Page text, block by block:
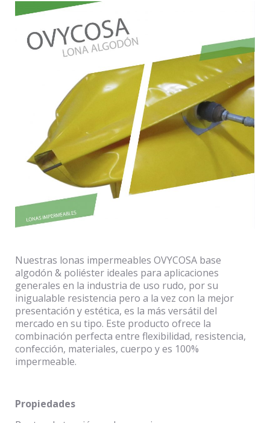
Nuestras lonas impermeables OVYCOSA base
algodón & poliéster ideales para aplicaciones
generales en la industria de uso rudo, por su
inigualable resistencia pero a la vez con la mejor
presentación y estética, es la más versátil del
mercado en su tipo. Este producto ofrece la
combinación perfecta entre flexibilidad, resistencia,
confección, materiales, cuerpo y es 100%
impermeable.
Propiedades